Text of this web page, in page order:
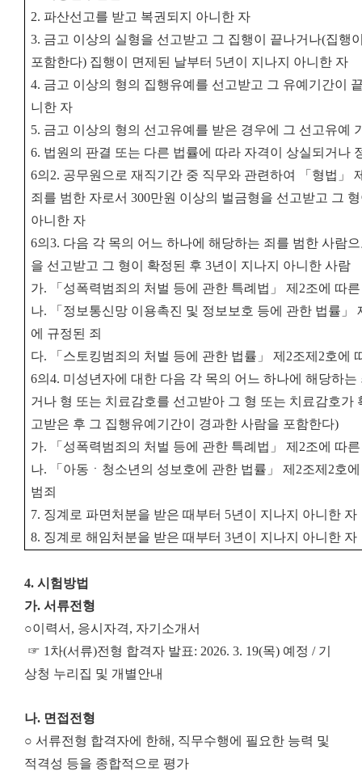
2. 파산선고를 받고 복권되지 아니한 자
3. 금고 이상의 실형을 선고받고 그 집행이 끝나거나(집행
포함한다) 집행이 면제된 날부터 5년이 지나지 아니한 자
4. 금고 이상의 형의 집행유예를 선고받고 그 유예기간이
니한 자
5. 금고 이상의 형의 선고유예를 받은 경우에 그 선고유예
6. 법원의 판결 또는 다른 법률에 따라 자격이 상실되거나
6의 2. 공무원으로 재직기간 중 직무와 관련하여 「 형법 」
죄를 범한 자로서 300만원 이상의 벌금형을 선고받고 그
아니한 자
6의 3. 다음 각 목의 어느 하나에 해당하는 죄를 범한 사람
을 선고받고 그 형이 확정된 후 3년이 지나지 아니한 사람
가. 「 성폭력범죄의 처벌 등에 관한 특례법 」 제 2조에 따
나. 「 정보통신망 이용촉진 및 정보보호 등에 관한 법률 」
에 규정된 죄
다. 「 스토킹범죄의 처벌 등에 관한 법률 」 제 2조제 2호에
6의 4. 미성년자에 대한 다음 각 목의 어느 하나에 해당하
거나 형 또는 치료감호를 선고받아 그 형 또는 치료감호가
고받은 후 그 집행유예기간이 경과한 사람을 포함한다)
가. 「 성폭력범죄의 처벌 등에 관한 특례법 」 제 2조에 따
나. 「 아동ㆍ청소년의 성보호에 관한 법률 」 제 2조제 2호
범죄
7. 징계로 파면처분을 받은 때부터 5년이 지나지 아니한 자
8. 징계로 해임처분을 받은 때부터 3년이 지나지 아니한 자
4. 시험방법
가. 서류전형
○이력서, 응시자격, 자기소개서
☞ 1차(서류)전형 합격자 발표: 2026. 3. 19(목) 예정 / 기
상청 누리집 및 개별안내
나. 면접전형
○ 서류전형 합격자에 한해, 직무수행에 필요한 능력 및
적격성 등을 종합적으로 평가